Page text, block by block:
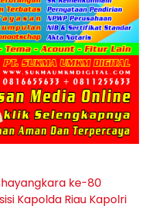
ke-80
Kapolda Riau Kapolri